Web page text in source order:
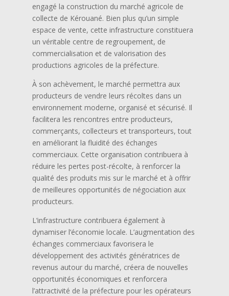
engagé la construction du marché agricole de
collecte de Kérouané. Bien plus qu’un simple
espace de vente, cette infrastructure constituera
un véritable centre de regroupement, de
commercialisation et de valorisation des
productions agricoles de la préfecture.
À son achèvement, le marché permettra aux
producteurs de vendre leurs récoltes dans un
environnement moderne, organisé et sécurisé. Il
facilitera les rencontres entre producteurs,
commerçants, collecteurs et transporteurs, tout
en améliorant la fluidité des échanges
commerciaux. Cette organisation contribuera à
réduire les pertes post-récolte, à renforcer la
qualité des produits mis sur le marché et à offrir
de meilleures opportunités de négociation aux
producteurs.
L’infrastructure contribuera également à
dynamiser l’économie locale. L’augmentation des
échanges commerciaux favorisera le
développement des activités génératrices de
revenus autour du marché, créera de nouvelles
opportunités économiques et renforcera
l’attractivité de la préfecture pour les opérateurs